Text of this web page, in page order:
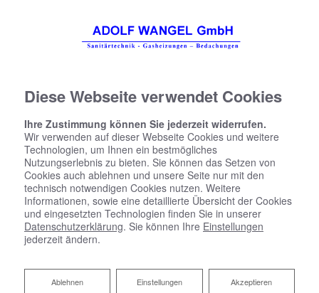
Diese Webseite verwendet Cookies
Ihre Zustimmung können Sie jederzeit widerrufen.
Wir verwenden auf dieser Webseite Cookies und weitere
Technologien, um Ihnen ein bestmögliches
Nutzungserlebnis zu bieten. Sie können das Setzen von
Cookies auch ablehnen und unsere Seite nur mit den
technisch notwendigen Cookies nutzen. Weitere
Informationen, sowie eine detaillierte Übersicht der Cookies
und eingesetzten Technologien finden Sie in unserer
Datenschutzerklärung. Sie können Ihre Einstellungen
jederzeit ändern.
Akzeptieren
Einstellungen
Ablehnen
Ablehnen